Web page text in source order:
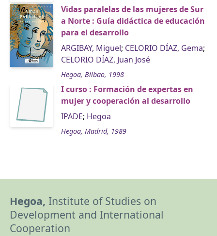
Vidas paralelas de las mujeres de Sur
a Norte : Guía didáctica de educación
para el desarrollo
ARGIBAY, Miguel; CELORIO DÍAZ, Gema;
CELORIO DÍAZ, Juan José
Hegoa, Bilbao, 1998
I curso : Formación de expertas en
mujer y cooperación al desarrollo
IPADE; Hegoa
Hegoa, Madrid, 1989
Hegoa, Institute of Studies on
Development and International
Cooperation